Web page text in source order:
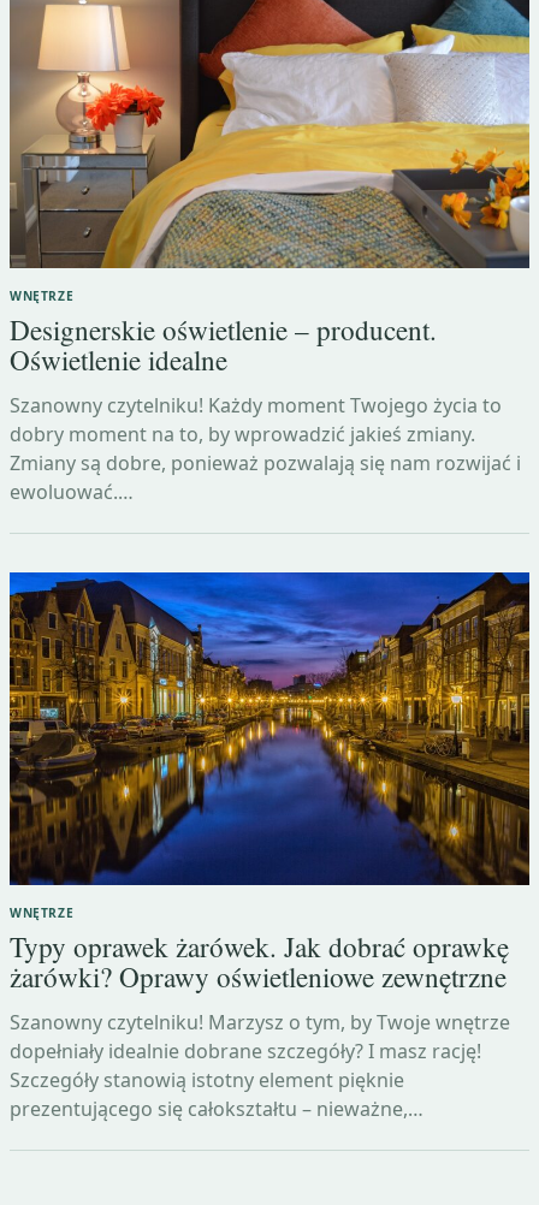
WNĘTRZE
Designerskie oświetlenie – producent.
Oświetlenie idealne
Szanowny czytelniku! Każdy moment Twojego życia to
dobry moment na to, by wprowadzić jakieś zmiany.
Zmiany są dobre, ponieważ pozwalają się nam rozwijać i
ewoluować.…
WNĘTRZE
Typy oprawek żarówek. Jak dobrać oprawkę
żarówki? Oprawy oświetleniowe zewnętrzne
Szanowny czytelniku! Marzysz o tym, by Twoje wnętrze
dopełniały idealnie dobrane szczegóły? I masz rację!
Szczegóły stanowią istotny element pięknie
prezentującego się całokształtu – nieważne,…